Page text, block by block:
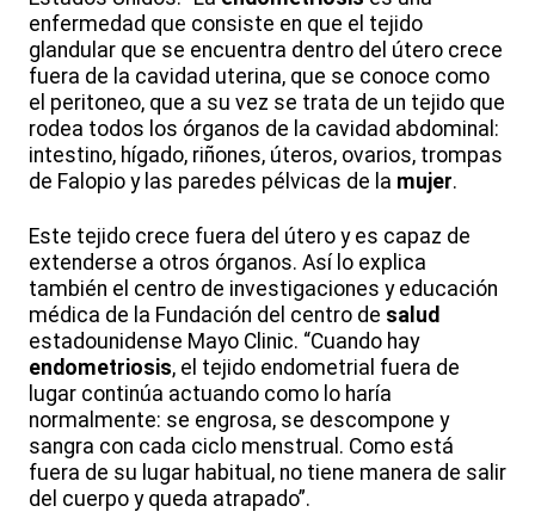
enfermedad que consiste en que el tejido
glandular que se encuentra dentro del útero crece
fuera de la cavidad uterina, que se conoce como
el peritoneo, que a su vez se trata de un tejido que
rodea todos los órganos de la cavidad abdominal:
intestino, hígado, riñones, úteros, ovarios, trompas
de Falopio y las paredes pélvicas de la mujer.
Este tejido crece fuera del útero y es capaz de
extenderse a otros órganos. Así lo explica
también el centro de investigaciones y educación
médica de la Fundación del centro de salud
estadounidense Mayo Clinic. “Cuando hay
endometriosis, el tejido endometrial fuera de
lugar continúa actuando como lo haría
normalmente: se engrosa, se descompone y
sangra con cada ciclo menstrual. Como está
fuera de su lugar habitual, no tiene manera de salir
del cuerpo y queda atrapado”.